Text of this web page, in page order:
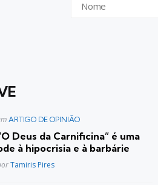
ARTIGO DE OPINIÃO
Deus da Carnificina” é uma
à hipocrisia e à barbárie
Tamiris Pires